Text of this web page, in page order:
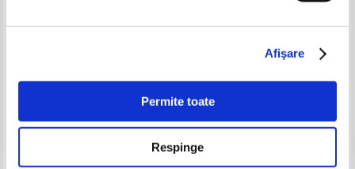
Afişare
Permite toate
Respinge
Pret:14,00Lei10,50Lei
Pret:23,00Lei16,10Lei
Adaugă în coș
-35%
J. R. R. Tolkien - Silmarillion
Gillian McAllister - Noaptea in